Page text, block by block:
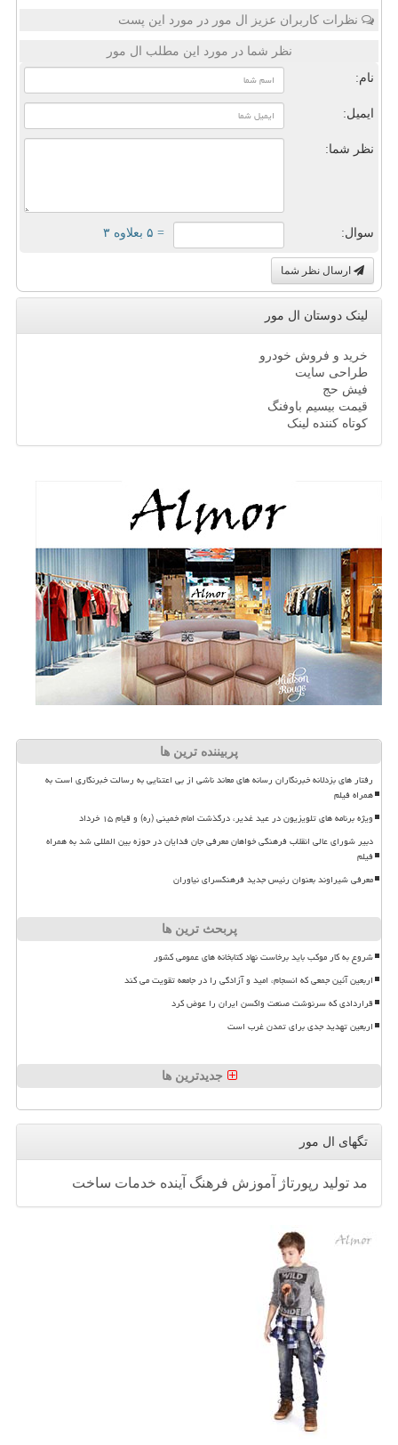
نظرات کاربران عزیز ال مور در مورد این پست
نظر شما در مورد این مطلب ال مور
نام:
ایمیل:
نظر شما:
سوال: = ۵ بعلاوه ۳
ارسال نظر شما
لینک دوستان ال مور
خرید و فروش خودرو
طراحی سایت
فیش حج
قیمت بیسیم باوفنگ
کوتاه کننده لینک
پربیننده ترین ها
رفتار های بزدلانه خبرنگاران رسانه های معاند ناشی از بی اعتنایی به رسالت خبرنگاری است به
همراه فیلم
ویژه برنامه های تلویزیون در عید غدیر، درگذشت امام خمینی (ره) و قیام ۱۵ خرداد
دبیر شورای عالی انقلاب فرهنگی خواهان معرفی جان فدایان در حوزه بین المللی شد به همراه
فیلم
معرفی شیراوند بعنوان رئیس جدید فرهنگسرای نیاوران
پربحث ترین ها
شروع به کار موکب باید برخاست نهاد کتابخانه های عمومی کشور
اربعین آئین جمعی که انسجام، امید و آزادگی را در جامعه تقویت می کند
قراردادی که سرنوشت صنعت واکسن ایران را عوض کرد
اربعین تهدید جدی برای تمدن غرب است
جدیدترین ها
تگهای ال مور
مد تولید رپورتاژ آموزش فرهنگ آینده خدمات ساخت